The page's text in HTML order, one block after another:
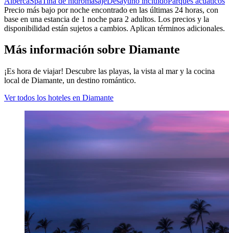
Precio más bajo por noche encontrado en las últimas 24 horas, con
base en una estancia de 1 noche para 2 adultos. Los precios y la
disponibilidad están sujetos a cambios. Aplican términos adicionales.
Más información sobre Diamante
¡Es hora de viajar! Descubre las playas, la vista al mar y la cocina
local de Diamante, un destino romántico.
Ver todos los hoteles en Diamante